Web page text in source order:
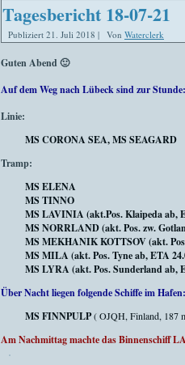
Tagesbericht 18-07-21
Publiziert 21. Juli 2018 | Von Waterclerk
Guten Abend 🙂
Auf dem Weg nach Lübeck sind zur Stunde:
Linie:
MS CORONA SEA, MS SEAGARD
Tramp:
MS ELENA
MS TINNO
MS LAVINIA (akt.Pos. Klaipeda ab,
MS NORRLAND (akt. Pos. zw.
MS MEKHANIK KOTTSOV (akt.
MS MILA (akt. Pos. Tyne ab, ETA
MS LYRA (akt. Pos. Sunderland ab,
Über Nacht liegen folgende Schiffe im Hafen:
MS FINNPULP( OJQH, Finland, 187
Am Nachmittag machte das Binnenschiff